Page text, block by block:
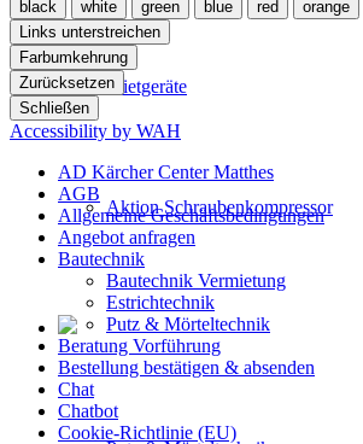
Mietgeräte
Aktion Schraubenkompressor
black
white green blue red orange
Links unterstreichen
Farbumkehrung
Zurücksetzen
Schließen
Accessibility by WAH
AD Kärcher Center Matthes
AGB
Allgemeine Geschäftsbedingungen
Angebot anfragen
Bautechnik
Bautechnik Vermietung
Estrichtechnik
Putz & Mörteltechnik
Beratung Vorführung
Bestellung bestätigen & absenden
Chat
Chatbot
Cookie-Richtlinie (EU)